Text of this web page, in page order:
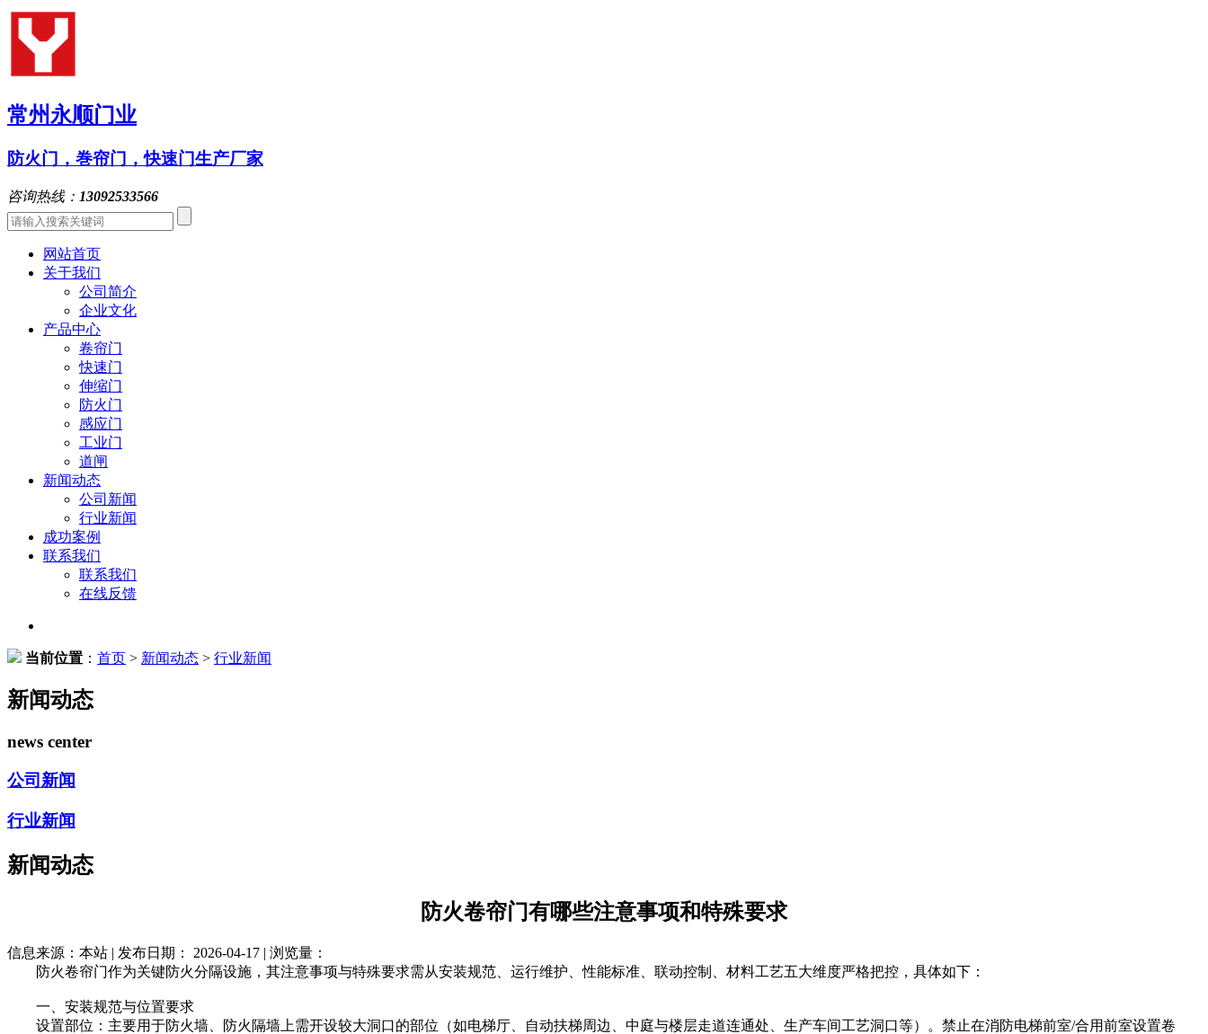
常州永顺门业
防火门，巻帘门，快速门生产厂家
咨询热线： 13092533566
网站首页
关于我们
公司简介
企业文化
产品中心
卷帘门
快速门
伸缩门
防火门
感应门
工业门
道闸
新闻动态
公司新闻
行业新闻
成功案例
联系我们
联系我们
在线反馈
当前位置 ： 首页 > 新闻动态 > 行业新闻
新闻动态
news center
公司新闻
行业新闻
新闻动态
防火卷帘门有哪些注意事项和特殊要求
信息来源：本站 | 发布日期： 2026-04-17 | 浏览量：
防火卷帘门作为关键防火分隔设施，其注意事项与特殊要求需从安装规范、运行维护、性能标准、联动控制、材料工艺五大维度严格把控，具体如下：
一、安装规范与位置要求
设置部位：主要用于防火墙、防火隔墙上需开设较大洞口的部位（如电梯厅、自动扶梯周边、中庭与楼层走道连通处、生产车间工艺洞口等）。禁止在消防电梯前室/合用前室设置卷